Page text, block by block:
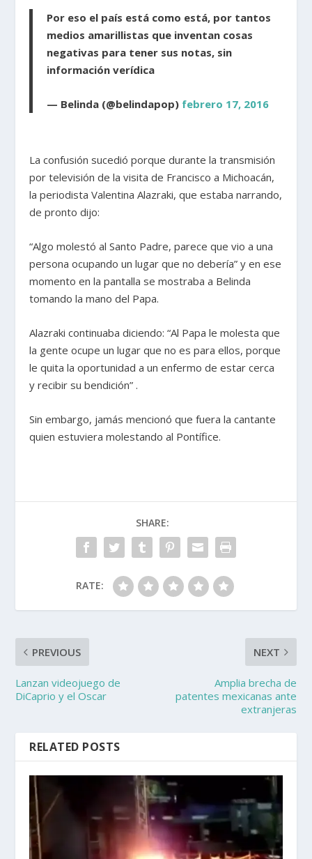
Por eso el país está como está, por tantos
medios amarillistas que inventan cosas
negativas para tener sus notas, sin
información verídica
— Belinda (@belindapop) febrero 17, 2016
La confusión sucedió porque durante la transmisión
por televisión de la visita de Francisco a Michoacán,
la periodista Valentina Alazraki, que estaba narrando,
de pronto dijo:
“Algo molestó al Santo Padre, parece que vio a una
persona ocupando un lugar que no debería” y en ese
momento en la pantalla se mostraba a Belinda
tomando la mano del Papa.
Alazraki continuaba diciendo: “Al Papa le molesta que
la gente ocupe un lugar que no es para ellos, porque
le quita la oportunidad a un enfermo de estar cerca
y recibir su bendición” .
Sin embargo, jamás mencionó que fuera la cantante
quien estuviera molestando al Pontífice.
SHARE:
RATE:
PREVIOUS
Lanzan videojuego de
DiCaprio y el Oscar
NEXT
Amplia brecha de
patentes mexicanas ante
extranjeras
RELATED POSTS